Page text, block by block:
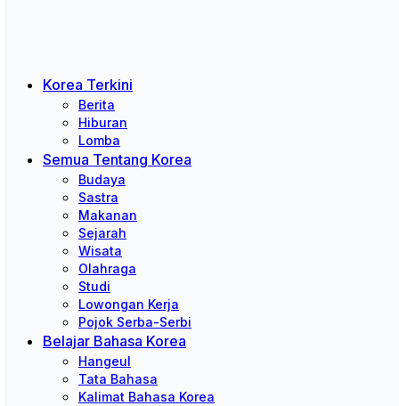
Korea Terkini
Berita
Hiburan
Lomba
Semua Tentang Korea
Budaya
Sastra
Makanan
Sejarah
Wisata
Olahraga
Studi
Lowongan Kerja
Pojok Serba-Serbi
Belajar Bahasa Korea
Hangeul
Tata Bahasa
Kalimat Bahasa Korea